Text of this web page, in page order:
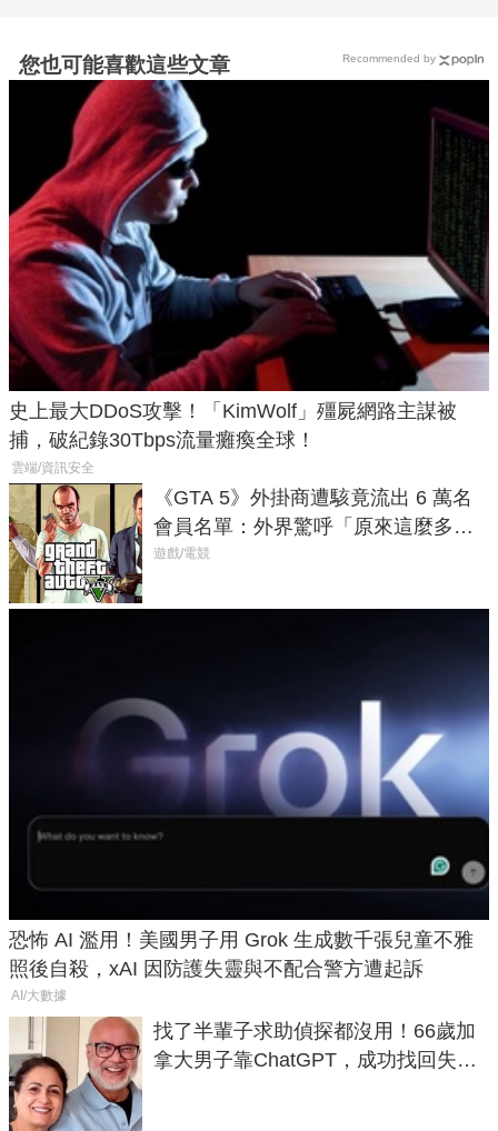
您也可能喜歡這些文章
史上最大DDoS攻擊！「KimWolf」殭屍網路主謀被
捕，破紀錄30Tbps流量癱瘓全球！
雲端/資訊安全
《GTA 5》外掛商遭駭竟流出 6 萬名
會員名單：外界驚呼「原來這麼多人
在開掛！」
遊戲/電競
恐怖 AI 濫用！美國男子用 Grok 生成數千張兒童不雅
照後自殺，xAI 因防護失靈與不配合警方遭起訴
AI/大數據
找了半輩子求助偵探都沒用！66歲加
拿大男子靠ChatGPT，成功找回失散
Recommended by